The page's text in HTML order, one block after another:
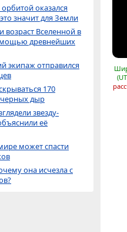
оказался
значит для Земли
Вселенной в
древнейших
экипаж отправился
170
дыр
звезду-
её
может спасти
она исчезла с